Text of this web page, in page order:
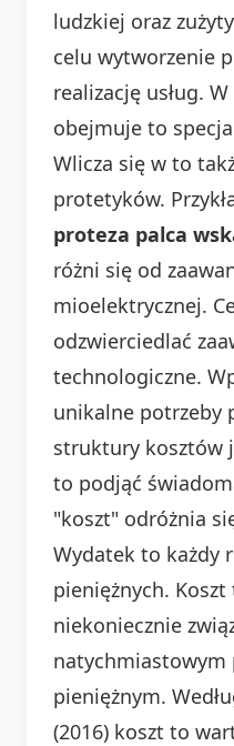
ludzkiej oraz
celu wytworzenie
realizację usług.
obejmuje to
Wlicza się w to
protetyków.
proteza palca
różni się od
mioelektrycznej.
odzwierciedlać
technologiczne.
unikalne potrzeby
struktury kosztów
to podjąć
"koszt" odróżnia
Wydatek to każdy
pieniężnych.
niekoniecznie
natychmiastowym
pieniężnym.
(2016) koszt to